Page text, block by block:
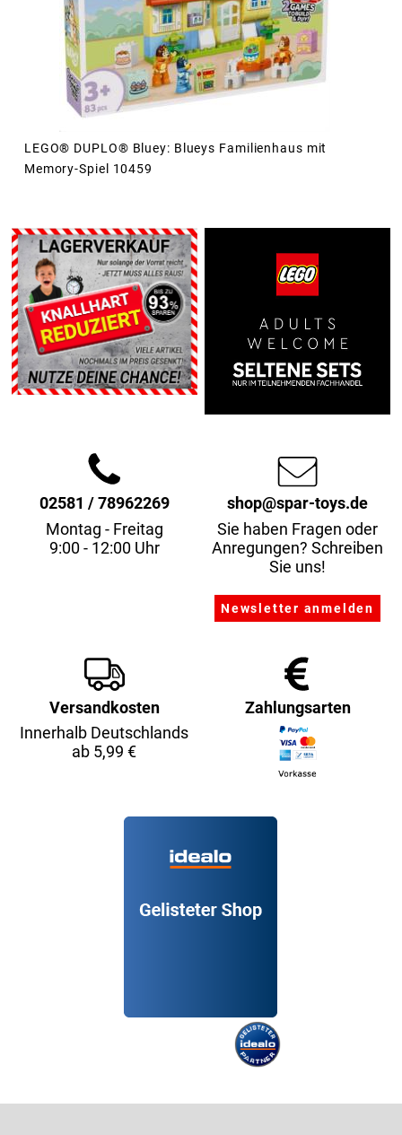
LEGO® DUPLO® Bluey: Blueys Familienhaus mit
Memory-Spiel 10459
02581 / 78962269
Montag - Freitag
9:00 - 12:00 Uhr
shop@spar-toys.de
Sie haben Fragen oder
Anregungen? Schreiben
Sie uns!
Versandkosten
Innerhalb Deutschlands
ab 5,99 €
Zahlungsarten